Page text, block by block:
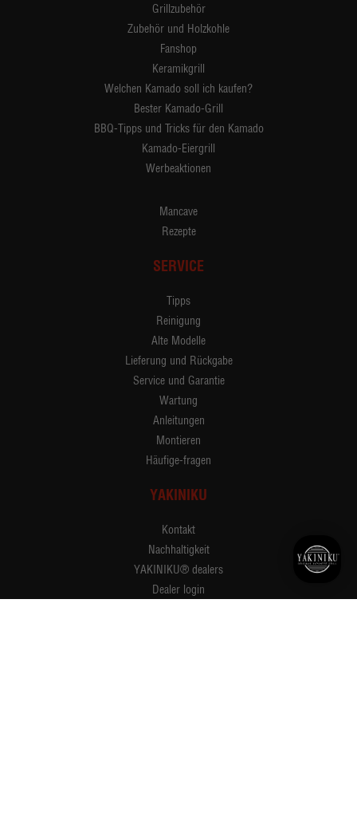
Grillzubehör
Zubehör und Holzkohle
Fanshop
Keramikgrill
Welchen Kamado soll ich kaufen?
Bester Kamado-Grill
BBQ-Tipps und Tricks für den Kamado
Kamado-Eiergrill
Werbeaktionen
Mancave
Rezepte
SERVICE
Tipps
Reinigung
Alte Modelle
Lieferung und Rückgabe
Service und Garantie
Wartung
Anleitungen
Montieren
Häufige-fragen
YAKINIKU
Kontakt
Nachhaltigkeit
YAKINIKU® dealers
Dealer login